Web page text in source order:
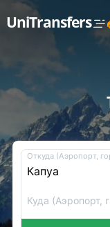
UniTransfers
Откуда (Аэропорт,
Куда (Аэропорт,